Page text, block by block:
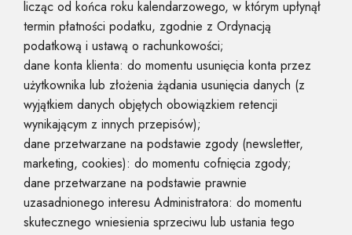
licząc od końca roku kalendarzowego, w którym upłynął
termin płatności podatku, zgodnie z Ordynacją
podatkową i ustawą o rachunkowości;
dane konta klienta: do momentu usunięcia konta przez
użytkownika lub złożenia żądania usunięcia danych (z
wyjątkiem danych objętych obowiązkiem retencji
wynikającym z innych przepisów);
dane przetwarzane na podstawie zgody (newsletter,
marketing, cookies): do momentu cofnięcia zgody;
dane przetwarzane na podstawie prawnie
uzasadnionego interesu Administratora: do momentu
skutecznego wniesienia sprzeciwu lub ustania tego